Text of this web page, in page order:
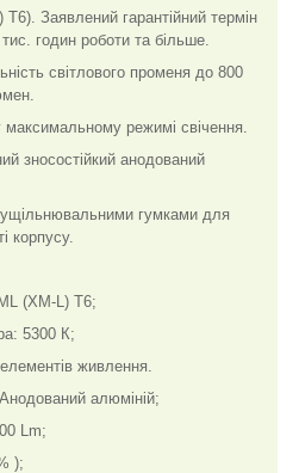
Заявлений гарантійний термін
годин роботи та більше.
світлового променя до 800
режимі свічення.
зносостійкий анодований
гумками для
корпусу.
(XM-L) T6;
5300 К;
живлення.
алюміній;
Lm;
);